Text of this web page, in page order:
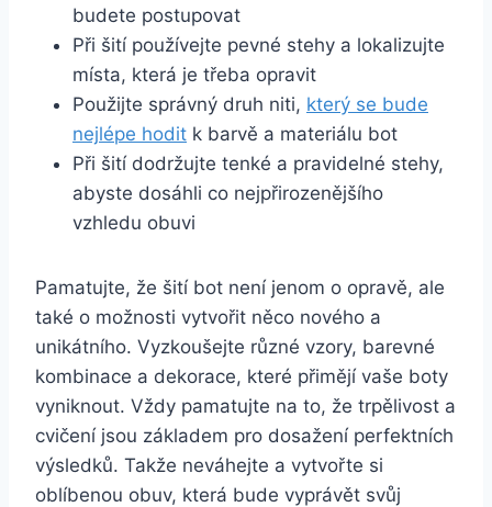
budete postupovat
Při ⁢šití používejte pevné​ stehy a lokalizujte
‌místa, která je⁤ třeba opravit
Použijte správný druh niti, který se bude
⁢nejlépe hodit k barvě‌ a materiálu bot
Při šití dodržujte tenké a ⁢pravidelné ⁢stehy,
abyste dosáhli co‍ nejpřirozenějšího
vzhledu obuvi
Pamatujte, že šití bot není jenom o opravě, ale
také​ o možnosti ⁤vytvořit něco nového a
unikátního. Vyzkoušejte různé vzory, barevné
kombinace a dekorace, které přimějí vaše boty
vyniknout. Vždy pamatujte na to, ‍že trpělivost ⁣a
⁤cvičení⁤ jsou základem⁢ pro dosažení ​perfektních
výsledků. Takže neváhejte a vytvořte si
oblíbenou‍ obuv, která bude vyprávět​ svůj